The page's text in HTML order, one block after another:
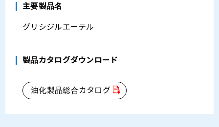
主要製品名
グリシジルエーテル
製品カタログダウンロード
油化製品総合カタログ